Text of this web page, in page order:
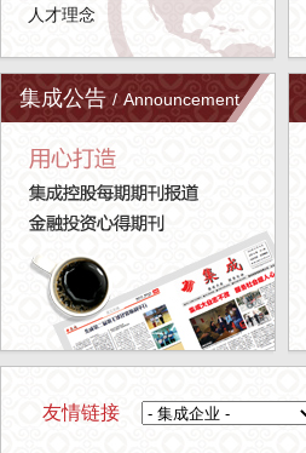
人才理念
集成公告 / Announcement
友情链接